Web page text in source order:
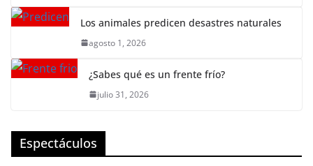
Los animales predicen desastres naturales
agosto 1, 2026
¿Sabes qué es un frente frío?
julio 31, 2026
Espectáculos